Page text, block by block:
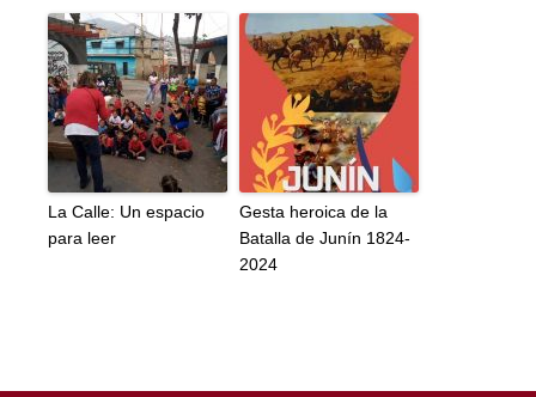
La Calle: Un espacio
para leer
Gesta heroica de la
Batalla de Junín 1824-
2024